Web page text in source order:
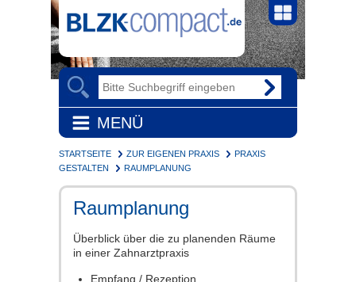
MENÜ
STARTSEITE ZUR EIGENEN PRAXIS
PRAXIS
GESTALTEN
RAUMPLANUNG
Raumplanung
Überblick über die zu planenden Räume
in einer Zahnarztpraxis
Empfang / Rezeption